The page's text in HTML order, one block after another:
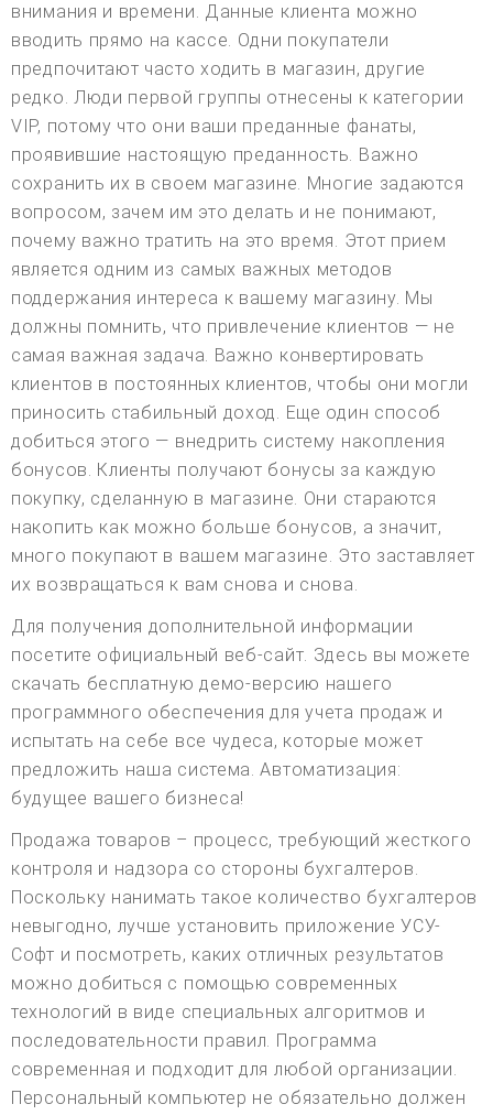
внимания и времени. Данные клиента можно
вводить прямо на кассе. Одни покупатели
предпочитают часто ходить в магазин, другие
редко. Люди первой группы отнесены к категории
VIP, потому что они ваши преданные фанаты,
проявившие настоящую преданность. Важно
сохранить их в своем магазине. Многие задаются
вопросом, зачем им это делать и не понимают,
почему важно тратить на это время. Этот прием
является одним из самых важных методов
поддержания интереса к вашему магазину. Мы
должны помнить, что привлечение клиентов — не
самая важная задача. Важно конвертировать
клиентов в постоянных клиентов, чтобы они могли
приносить стабильный доход. Еще один способ
добиться этого — внедрить систему накопления
бонусов. Клиенты получают бонусы за каждую
покупку, сделанную в магазине. Они стараются
накопить как можно больше бонусов, а значит,
много покупают в вашем магазине. Это заставляет
их возвращаться к вам снова и снова.
Для получения дополнительной информации
посетите официальный веб-сайт. Здесь вы можете
скачать бесплатную демо-версию нашего
программного обеспечения для учета продаж и
испытать на себе все чудеса, которые может
предложить наша система. Автоматизация:
будущее вашего бизнеса!
Продажа товаров – процесс, требующий жесткого
контроля и надзора со стороны бухгалтеров.
Поскольку нанимать такое количество бухгалтеров
невыгодно, лучше установить приложение УСУ-
Софт и посмотреть, каких отличных результатов
можно добиться с помощью современных
технологий в виде специальных алгоритмов и
последовательности правил. Программа
современная и подходит для любой организации.
Персональный компьютер не обязательно должен